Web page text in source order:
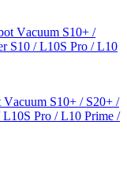
S10+ / S20+ /
Pro / L10 Primе /